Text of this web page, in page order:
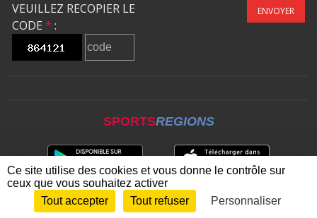
VEUILLEZ RECOPIER LE
CODE * :
ENVOYER
SPORTSREGIONS
Envie de participer ? CONNEXION
Ce site utilise des cookies et vous donne le contrôle sur
ceux que vous souhaitez activer
Tout accepter
Tout refuser Personnaliser